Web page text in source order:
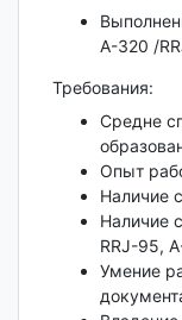
А-320 /
Требования:
Средне
Опыт
Наличие
Наличие
RRJ-95,
Умение